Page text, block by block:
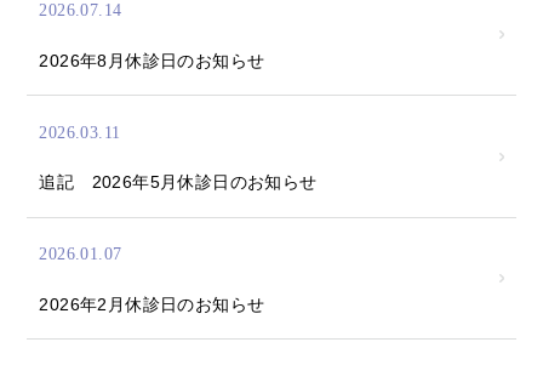
2026.07.14
2026年8月休診日のお知らせ
2026.03.11
追記 2026年5月休診日のお知らせ
2026.01.07
2026年2月休診日のお知らせ